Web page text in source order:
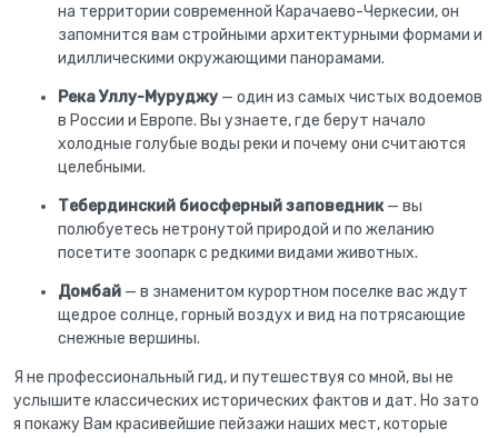
на территории современной Карачаево-Черкесии, он
запомнится вам стройными архитектурными формами и
идиллическими окружающими панорамами.
Река Уллу-Муруджу — один из самых чистых водоемов
в России и Европе. Вы узнаете, где берут начало
холодные голубые воды реки и почему они считаются
целебными.
Тебердинский биосферный заповедник— вы
полюбуетесь нетронутой природой и по желанию
посетите зоопарк с редкими видами животных.
Домбай — в знаменитом курортном поселке вас ждут
щедрое солнце, горный воздух и вид на потрясающие
снежные вершины.
Я не профессиональный гид, и путешествуя со мной, вы не
услышите классических исторических фактов и дат. Но зато
я покажу Вам красивейшие пейзажи наших мест, которые